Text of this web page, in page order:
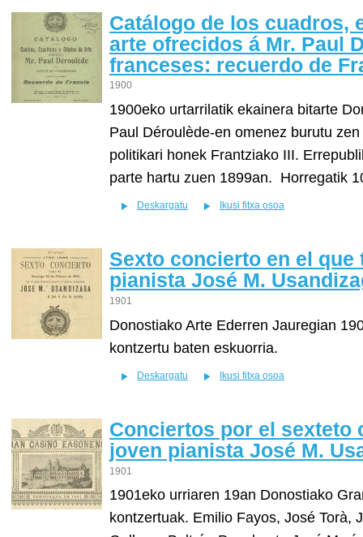
Catálogo de los cuadros,
arte ofrecidos á Mr. Paul
franceses: recuerdo de
1900
1900eko urtarrilatik ekainera bitarte
Paul Déroulède-en omenez burutu
politikari honek Frantziako III.
parte hartu zuen 1899an. Horregatik
Deskargatu Ikusi fitxa osoa
Sexto concierto en el
pianista José M.
1901
Donostiako Arte Ederren Jauregian
kontzertu baten eskuorria.
Deskargatu Ikusi fitxa osoa
Conciertos por el sexteto
joven pianista José M.
1901
1901eko urriaren 19an Donostiako
kontzertuak. Emilio Fayos, José Torà,